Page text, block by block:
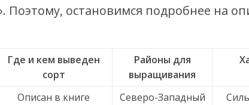
Поэтому, остановимся подробнее на
Где и кем выведен
сорт
Районы для
выращивания
Описан в книге
Северо-Западный